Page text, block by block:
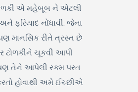
એ મહેબૂબ ને એટલી
ફરિયાદ નોંધાવી. જેના
માનસિક રીતે ત્રસ્ત છે
ટોળકીને ચૂકવી આપી
તેને આપેલી રકમ પરત
હોવાથી અમે ઈચ્છીએ